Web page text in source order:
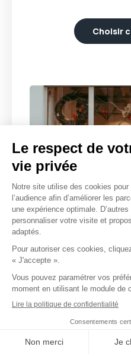
Choisir
LA
59226
Choisir